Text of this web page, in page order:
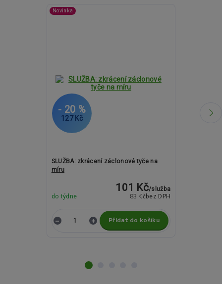
Novinka
127 Kč
- 20 %
SLUŽBA: zkrácení záclonové tyče na
míru
101 Kč/služba
83 Kč bez DPH
do týdne
Přidat do košíku
1 252 Kč
- 12 %